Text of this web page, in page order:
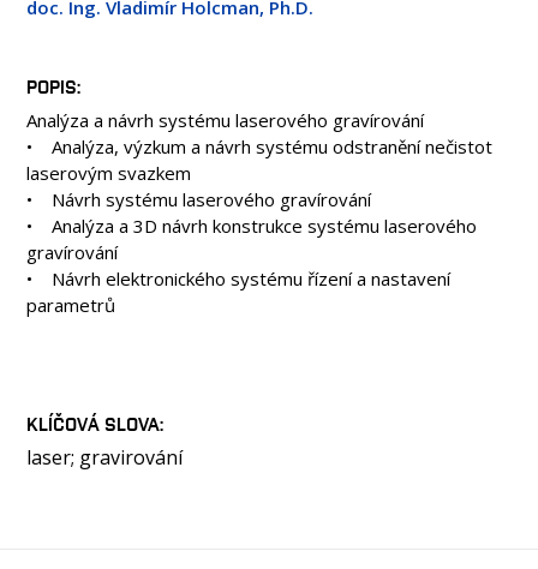
OSOBY
MÉDIA
KONFERENCE A SOUTĚŽE
KONTAKT
doc. Ing. Vladimír Holcman, Ph.D.
POPIS
Analýza a návrh systému laserového gravírování
• Analýza, výzkum a návrh systému odstranění nečistot
laserovým svazkem
• Návrh systému laserového gravírování
• Analýza a 3D návrh konstrukce systému laserového
gravírování
• Návrh elektronického systému řízení a nastavení
parametrů
KLÍČOVÁ SLOVA
laser; gravirování